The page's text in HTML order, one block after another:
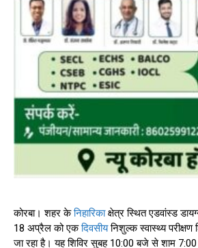
कोरबा। शहर केनिहारिकाक्षेत्र स्थित एडवांस्ड
18 अप्रैल को एकदिवसीयनिशुल्क स्वास्थ्य
जा रहा है। यह शिविर सुबह 10:00 बजे से शाम